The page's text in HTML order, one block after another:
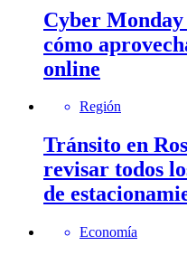
Cyber Monday
cómo
online
Región
Tránsito en
revisar todos
de
Economía